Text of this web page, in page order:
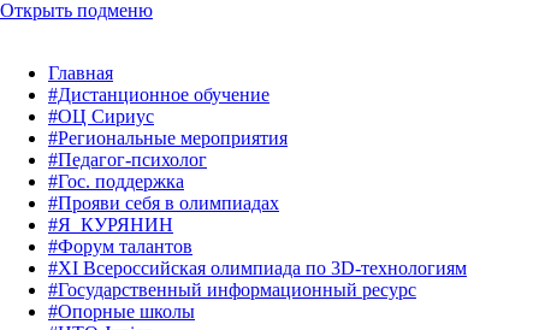
Открыть подменю
Главная
#Дистанционное обучение
#ОЦ Сириус
#Региональные мероприятия
#Педагог-психолог
#Гос. поддержка
#Прояви себя в олимпиадах
#Я_КУРЯНИН
#Форум талантов
#XI Всероссийская олимпиада по 3D-технологиям
#Государственный информационный ресурс
#Опорные школы